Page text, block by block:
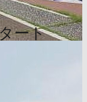
ート